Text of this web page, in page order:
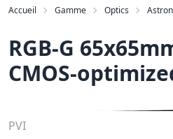
Accueil Gamme Optics
RGB-G
CMOS-
PVI